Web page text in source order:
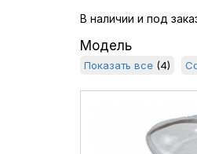
В наличии и под
Модель
Показать все (4)